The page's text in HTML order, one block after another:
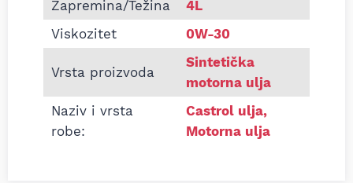
Zapremina/Težina
4L
Viskozitet
0W-30
Vrsta proizvoda
Sintetička
motorna ulja
Naziv i vrsta
robe:
Castrol ulja,
Motorna ulja